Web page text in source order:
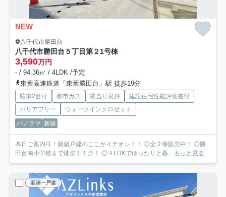
NEW
八千代市勝田台
八千代市勝田台５丁目第２1号棟
3,590万円
- / 94.36㎡ / 4LDK /予定
東葉高速鉄道「東葉勝田台」駅 徒歩19分
駐車2台可 都市ガス 陽当り良好
建設住宅性能評価書付
バリアフリー
ウォークインクロゼット
パノラマ 新築
本日ご案内可！新築戸建のここがイチオシ！！ ◎全２棟販売中！ ◎勝
田台南小学校まで徒歩１１分！ ◎４LDKでゆったりと暮... もっと見る
新築一戸建